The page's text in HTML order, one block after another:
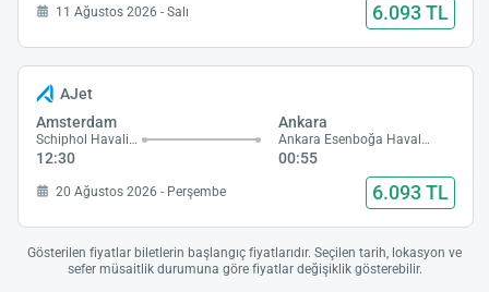
11 Ağustos 2026 - Salı 6.093 TL
AJet
Amsterdam
Schiphol Havalimanı
12:30
Ankara
Ankara Esenboğa Havalimanı
00:55
20 Ağustos 2026 - Perşembe 6.093 TL
Gösterilen fiyatlar biletlerin başlangıç fiyatlarıdır. Seçilen tarih, lokasyon ve
sefer müsaitlik durumuna göre fiyatlar değişiklik gösterebilir.